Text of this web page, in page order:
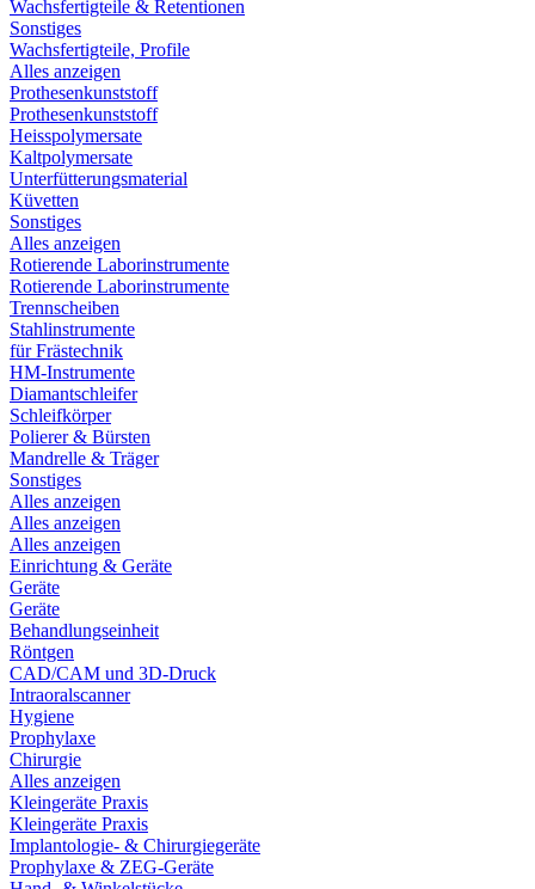
Wachsfertigteile & Retentionen
Sonstiges
Wachsfertigteile, Profile
Alles anzeigen
Prothesenkunststoff
Prothesenkunststoff
Heisspolymersate
Kaltpolymersate
Unterfütterungsmaterial
Küvetten
Sonstiges
Alles anzeigen
Rotierende Laborinstrumente
Rotierende Laborinstrumente
Trennscheiben
Stahlinstrumente
für Frästechnik
HM-Instrumente
Diamantschleifer
Schleifkörper
Polierer & Bürsten
Mandrelle & Träger
Sonstiges
Alles anzeigen
Alles anzeigen
Alles anzeigen
Einrichtung & Geräte
Geräte
Geräte
Behandlungseinheit
Röntgen
CAD/CAM und 3D-Druck
Intraoralscanner
Hygiene
Prophylaxe
Chirurgie
Alles anzeigen
Kleingeräte Praxis
Kleingeräte Praxis
Implantologie- & Chirurgiegeräte
Prophylaxe & ZEG-Geräte